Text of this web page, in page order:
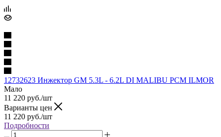
12732623 Инжектор GM 5.3L - 6.2L DI MALIBU PCM ILMOR
Мало
11 220 руб./шт
Варианты цен
11 220 руб./шт
Подробности